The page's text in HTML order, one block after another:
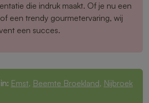
die indruk maakt. Of je nu een
een trendy gourmetervaring, wij
een succes.
Emst, Beemte Broekland, Nijbroek